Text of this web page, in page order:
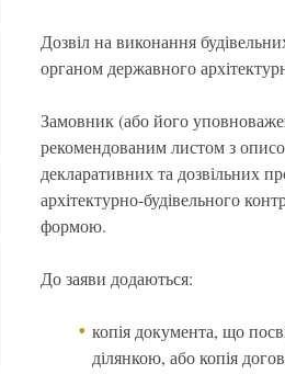
Дозвіл на виконання
органом державного
Замовник (або його
рекомендованим листом з
декларативних та дозвільних
архітектурно-будівельного
формою.
До заяви додаються:
копія документа, що
ділянкою, або копія